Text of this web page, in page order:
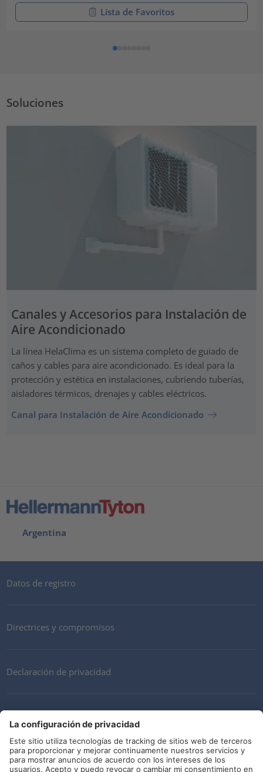
Lista de Favoritos
Soluciones
Canales y Accesorios para Instalación de
Aire Acondicionado
La línea HelaClima es un sistema completo de guiado de
caños y cables para aire acondicionado. Es ideal para la
protección y estética en instalaciones, cubriendo tuberías,
aisladores térmicos, drenajes y cables eléctricos.
Canal para Instalación de Aire Acondicionado
Argentina
Datos de registro
Directrices y compromisos
Declaración de privacidad
Términos y Condiciones